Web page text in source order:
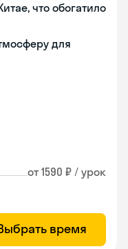
что обогатило
для
от 1590 ₽ / урок
время